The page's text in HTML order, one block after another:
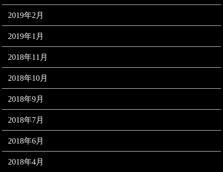
2019年2月
2019年1月
2018年11月
2018年10月
2018年9月
2018年7月
2018年6月
2018年4月